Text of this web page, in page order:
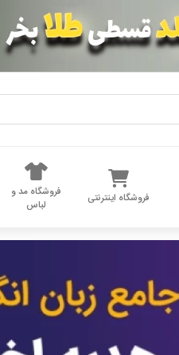
فروشگاه اینترنتی
فروشگاه مد و
لباس